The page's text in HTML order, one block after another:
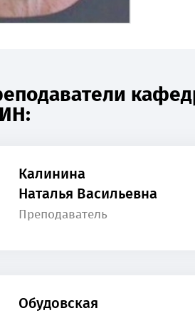
Калинина
Наталья Васильевна
Преподаватель
Обудовская